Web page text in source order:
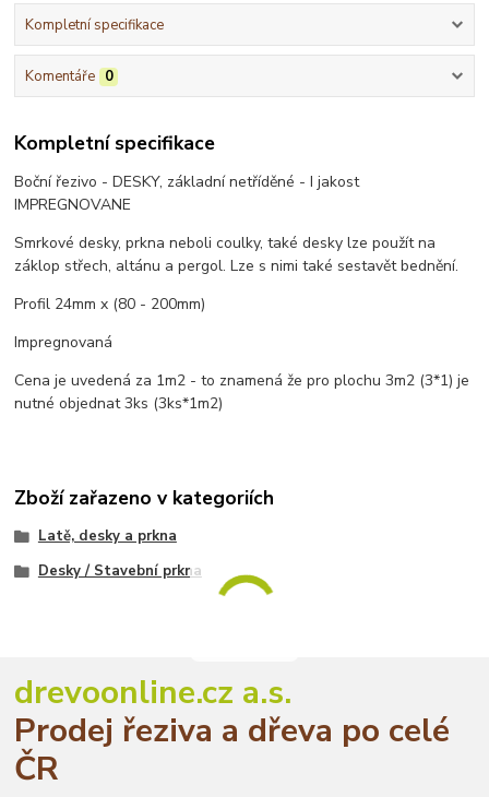
Kompletní specifikace
Komentáře 0
Kompletní specifikace
Boční řezivo - DESKY, základní netříděné - I jakost
IMPREGNOVANE
Smrkové desky, prkna neboli coulky, také desky lze použít na
záklop střech, altánu a pergol. Lze s nimi také sestavět bednění.
Profil 24mm x (80 - 200mm)
Impregnovaná
Cena je uvedená za 1m2 - to znamená že pro plochu 3m2 (3*1) je
nutné objednat 3ks (3ks*1m2)
Zboží zařazeno v kategoriích
Latě, desky a prkna
Desky / Stavební prkna
drevoonline.cz a.s.
Prodej řeziva a dřeva po celé
ČR